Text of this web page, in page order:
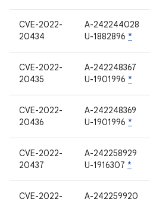
CVE-2022-
20434
A-242244028
U-1882896 *
CVE-2022-
20435
A-242248367
U-1901996 *
CVE-2022-
20436
A-242248369
U-1901996 *
CVE-2022-
20437
A-242258929
U-1916307 *
CVE-2022-
A-242259920